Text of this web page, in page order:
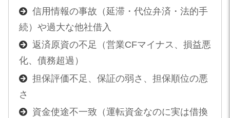
信用情報の事故（延滞・代位弁済・法的手
続）や過大な他社借入
返済原資の不足（営業CFマイナス、損益悪
化、債務超過）
担保評価不足、保証の弱さ、担保順位の悪
さ
資金使途不一致（運転資金なのに実は借換